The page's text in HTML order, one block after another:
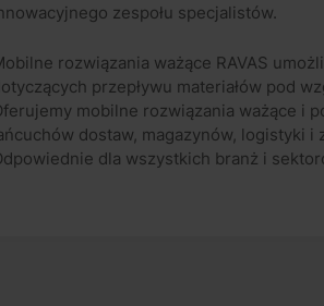
zespołu specjalistów.
rozwiązania ważące RAVAS
przepływu materiałów pod
mobilne rozwiązania ważące i
dostaw, magazynów, logistyki i
dla wszystkich branż i